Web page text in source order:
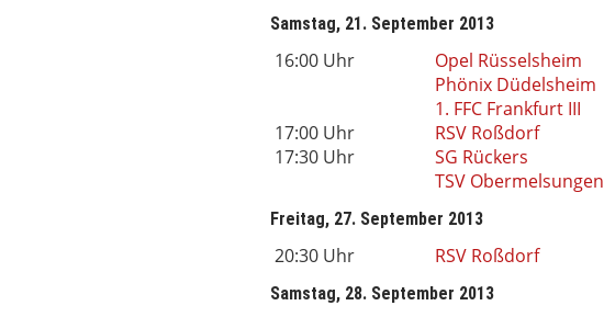
Samstag, 21. September 2013
16:00 Uhr Opel Rüsselsheim
Phönix Düdelsheim
1. FFC Frankfurt III
17:00 Uhr
RSV Roßdorf
17:30 Uhr
SG Rückers
TSV Obermelsungen
Freitag, 27. September 2013
20:30 Uhr RSV Roßdorf
Samstag, 28. September 2013